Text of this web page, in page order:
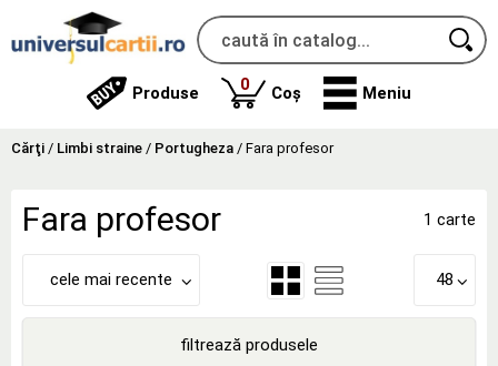
Produse 0produse
Coș Meniu
Cărţi / Limbi straine / Portugheza / Fara profesor
Fara profesor 1 carte
cele mai recente 48
filtrează produsele